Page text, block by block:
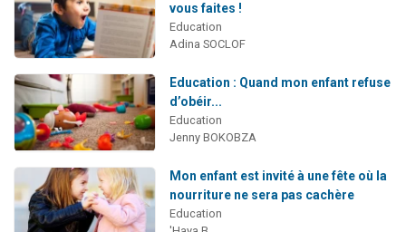
vous faites !
Education
Adina SOCLOF
Education : Quand mon enfant refuse
d’obéir...
Education
Jenny BOKOBZA
Mon enfant est invité à une fête où la
nourriture ne sera pas cachère
Education